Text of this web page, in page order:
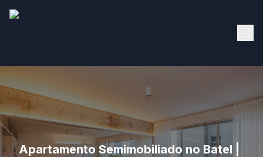
Apartamento Semimobiliado no Batel |